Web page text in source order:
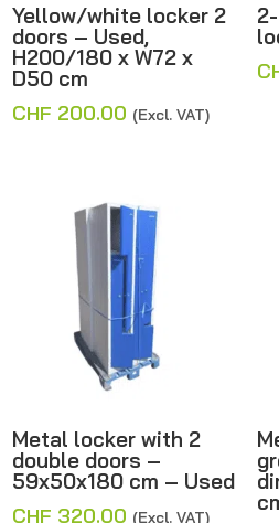
Yellow/white locker 2
doors – Used,
H200/180 x W72 x
D50 cm
CHF 200.00 (Excl. VAT)
Metal locker with 2
double doors –
59x50x180 cm – Used
CHF 320.00 (Excl. VAT)